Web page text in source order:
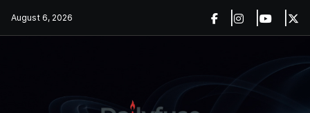
August 6, 2026